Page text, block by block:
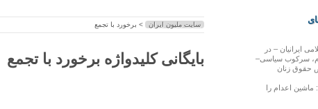
سایت ملیون ایران > برخورد با تجمع
بایگانی کلیدواژه برخورد با تجمع
ایرانیان – در
سرکوب سیاسی–
حقوق زنان
اعدام را